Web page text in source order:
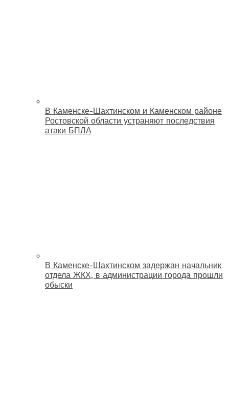
В Каменске-Шахтинском и Каменском районе
Ростовской области устраняют последствия
атаки БПЛА
В Каменске-Шахтинском задержан начальник
отдела ЖКХ, в администрации города прошли
обыски